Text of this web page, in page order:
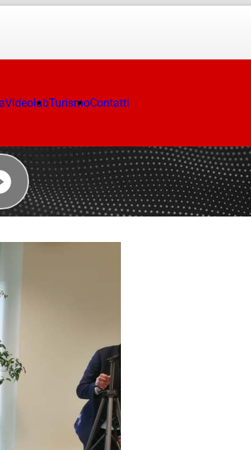
VideolabTurismoContatti